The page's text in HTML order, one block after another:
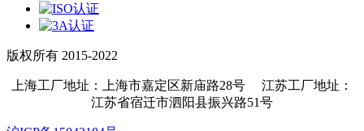
版权所有 2015-2022
上海工厂地址：上海市嘉定区新庙路28号 江苏工厂地址：
江苏省宿迁市泗阳县振兴路51号